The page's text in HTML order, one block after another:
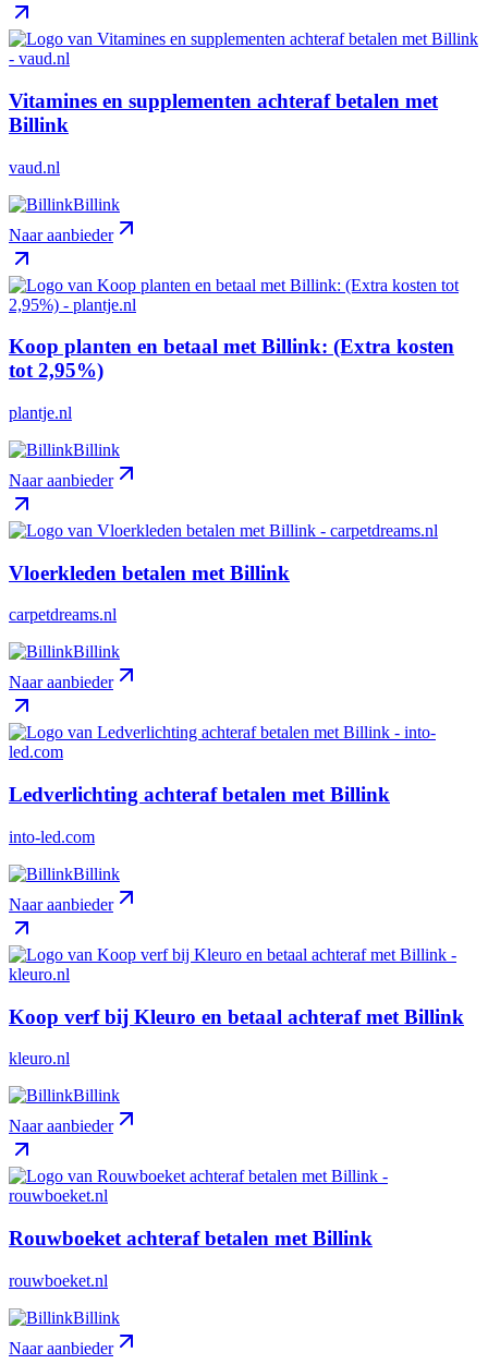
Vitamines en supplementen achteraf betalen met
Billink
vaud.nl
Billink
Naar aanbieder
Koop planten en betaal met Billink: (Extra kosten
tot 2,95%)
plantje.nl
Billink
Naar aanbieder
Vloerkleden betalen met Billink
carpetdreams.nl
Billink
Naar aanbieder
Ledverlichting achteraf betalen met Billink
into-led.com
Billink
Naar aanbieder
Koop verf bij Kleuro en betaal achteraf met Billink
kleuro.nl
Billink
Naar aanbieder
Rouwboeket achteraf betalen met Billink
rouwboeket.nl
Billink
Naar aanbieder